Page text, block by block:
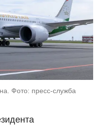
Фото: пресс-служба